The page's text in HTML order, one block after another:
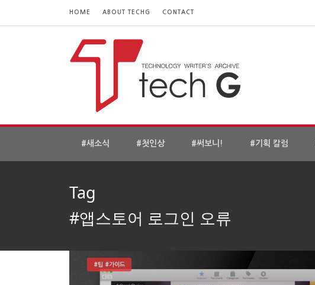
HOME ABOUT TECHG CONTACT
#새소식 #첫인상 #써보니! #기획 칼럼
Tag
#앱스토어 로그인 오류
#팁 #가이드